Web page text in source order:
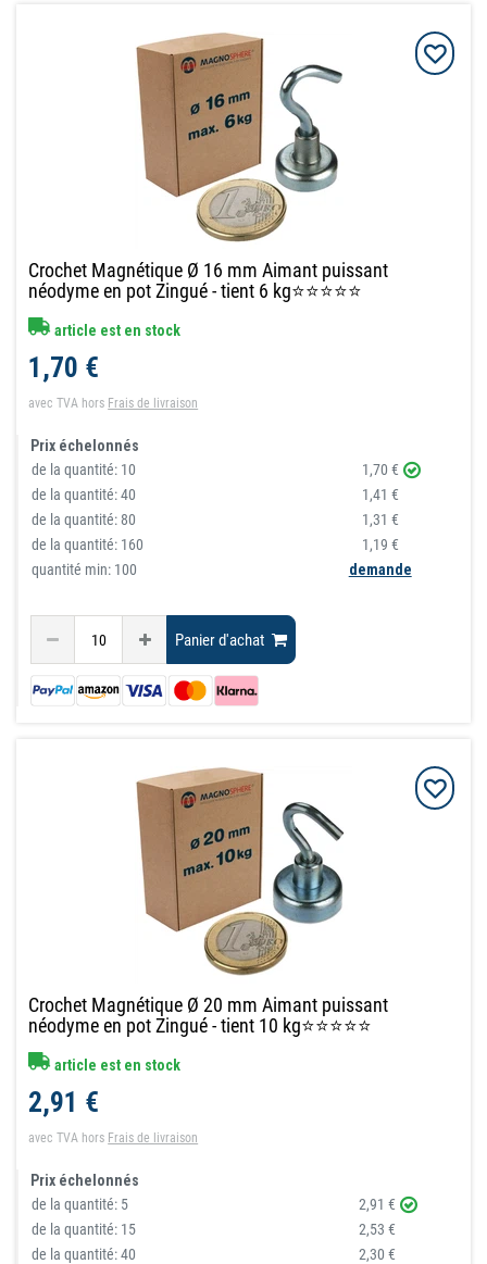
Crochet Magnétique Ø 16 mm Aimant puissant
néodyme en pot Zingué - tient 6 kg⭐⭐⭐⭐⭐
article est en stock
1,70 €
avec TVA hors Frais de livraison
Prix échelonnés
de la quantité: 10
1,70 €
de la quantité:40
1,41 €
de la quantité: 80
1,31 €
de la quantité: 160
1,19 €
quantité min: 100
demande
Panier d'achat
Crochet Magnétique Ø 20 mm Aimant puissant
néodyme en pot Zingué - tient 10 kg⭐⭐⭐⭐⭐
article est en stock
2,91 €
avec TVA hors Frais de livraison
Prix échelonnés
de la quantité: 5
2,91 €
de la quantité: 15
2,53 €
de la quantité:40
2,30 €